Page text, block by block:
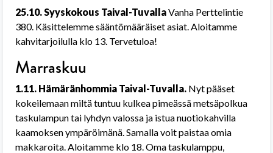
25.10.Syyskokous Taival-TuvallaVanha Perttelintie
380. Käsittelemme sääntömääräiset asiat. Aloitamme
kahvitarjoilulla klo 13. Tervetuloa!
Marraskuu
1.11. Hämäränhommia Taival-Tuvalla. Nyt pääset
kokeilemaan miltä tuntuu kulkea pimeässä metsäpolkua
taskulampun tai lyhdyn valossa ja istua nuotiokahvilla
kaamoksen ympäröimänä. Samalla voit paistaa omia
makkaroita. Aloitamme klo 18. Oma taskulamppu,